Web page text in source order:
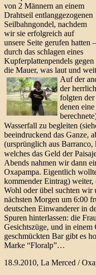
von 2 Männern an einem
Drahtseil entlanggezogenen
Seilbahngondel, nachdem
wir sie erfolgreich auf
unsere Seite gerufen hatten –
durch das schlagen eines
Kupferplattenpendels gegen
die Mauer, was laut und
Auf der
der
folgten
denen
Wasserfall zu begleiten
beeindruckend das Ganze,
(ursprünglich aus Barranco,
welches das Geld der
Abends nahmen wir dann
Oxapampa. Eigentlich
kommender Eintrag) weiter,
Wohl oder übel suchten wir
nächsten Morgen um 6:00
deutschen Einwanderer in
Spuren hinterlassen: die
Gesichtszüge, und in einem
geschmückten Bar gibt es
Marke “Floralp”…
18.9.2010, La Merced /